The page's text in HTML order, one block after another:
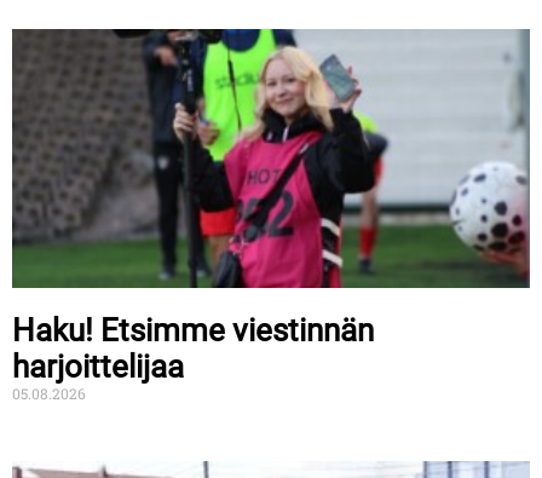
Haku! Etsimme viestinnän
harjoittelijaa
05.08.2026